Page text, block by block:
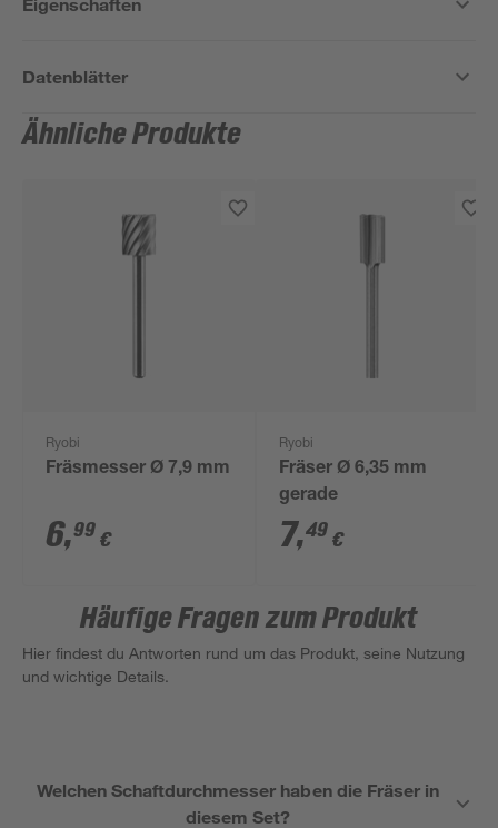
Datenblätter
Ähnliche Produkte
Ryobi
Fräsmesser Ø 7,9 mm
6,99 €
Ryobi
Fräser Ø 6,35 mm
gerade
7,49 €
Häufige Fragen zum Produkt
Hier findest du Antworten rund um das Produkt, seine Nutzung
und wichtige Details.
Welchen Schaftdurchmesser haben die Fräser in
diesem Set?